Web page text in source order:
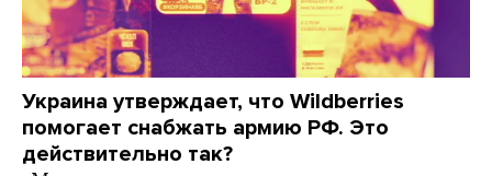
Украина утверждает, что Wildberries
помогает снабжать армию РФ. Это
действительно так?